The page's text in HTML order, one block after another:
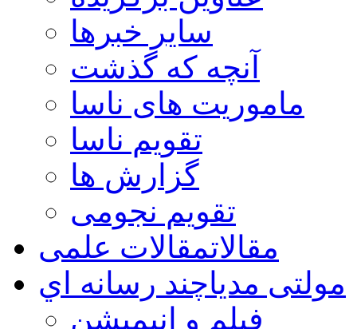
سایر خبرها
آنچه که گذشت
ماموریت های ناسا
تقویم ناسا
گزارش ها
تقویم نجومی
مقالاتمقالات علمی
مولتی مدیاچند رسانه اي
فیلم و انیمیشن